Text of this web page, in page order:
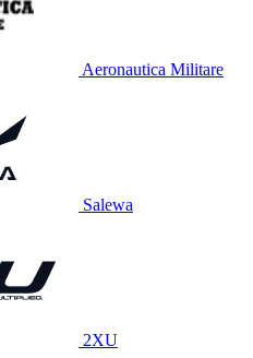
Aeronautica Militare
Salewa
2XU